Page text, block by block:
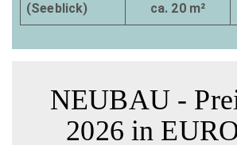
(Seeblick)
ca. 20 m²
NEUBAU -
2026 in